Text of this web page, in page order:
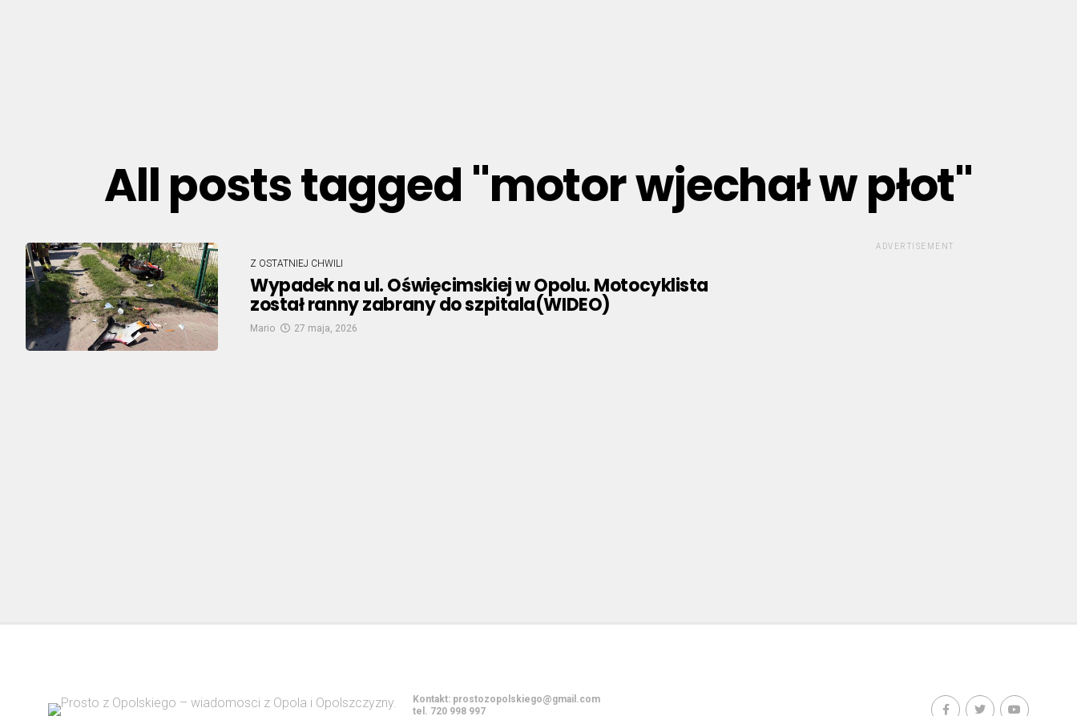
All posts tagged "motor wjechał w płot"
Z OSTATNIEJ CHWILI
Wypadek na ul. Oświęcimskiej w Opolu. Motocyklista
został ranny zabrany do szpitala(WIDEO)
Mario 27 maja, 2026
ADVERTISEMENT
Kontakt: prostozopolskiego@gmail.com
tel. 720 998 997